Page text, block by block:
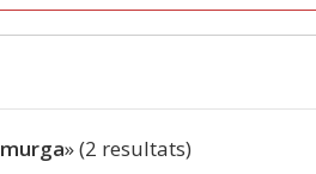
murga» (2 resultats)